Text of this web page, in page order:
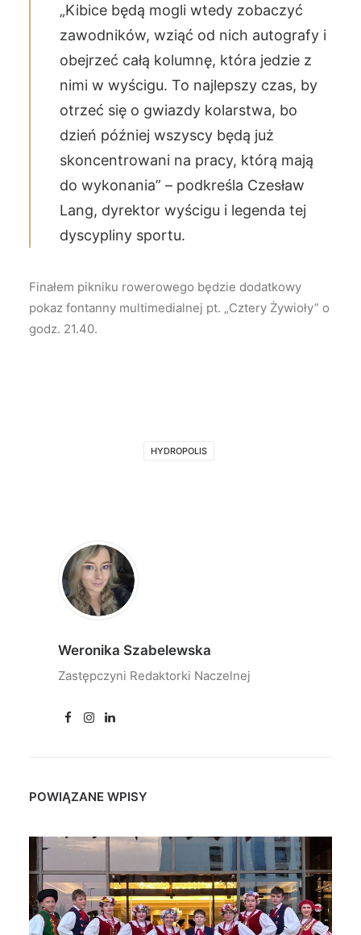
„Kibice będą mogli wtedy zobaczyć
zawodników, wziąć od nich autografy i
obejrzeć całą kolumnę, która jedzie z
nimi w wyścigu. To najlepszy czas, by
otrzeć się o gwiazdy kolarstwa, bo
dzień później wszyscy będą już
skoncentrowani na pracy, którą mają
do wykonania” – podkreśla Czesław
Lang, dyrektor wyścigu i legenda tej
dyscypliny sportu.
Finałem pikniku rowerowego będzie dodatkowy
pokaz fontanny multimedialnej pt. „Cztery Żywioły” o
godz. 21.40.
HYDROPOLIS
Weronika Szabelewska
Zastępczyni Redaktorki Naczelnej
POWIĄZANE WPISY